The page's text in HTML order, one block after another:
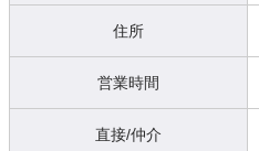
住所
営業時間
直接/仲介